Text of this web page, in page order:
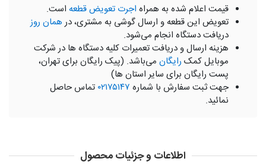
قیمت اعلام شده به همراه اجرت تعویض قطعه است.
تعویض این قطعه و ارسال گوشی به مشتری، درهمان روز
دریافت دستگاه انجام می‌شود.
هزینه ارسال و دریافت تعمیرات کلیه دستگاه ها در شرکت
موبایل کمک رایگان می‌باشد. (پیک رایگان برای تهران،
پست رایگان برای سایر استان ها)
جهت ثبت سفارش با شماره ۰۲۱۷۵۱۴۷ تماس حاصل
نمائید.
اطلاعات و جزئیات محصول